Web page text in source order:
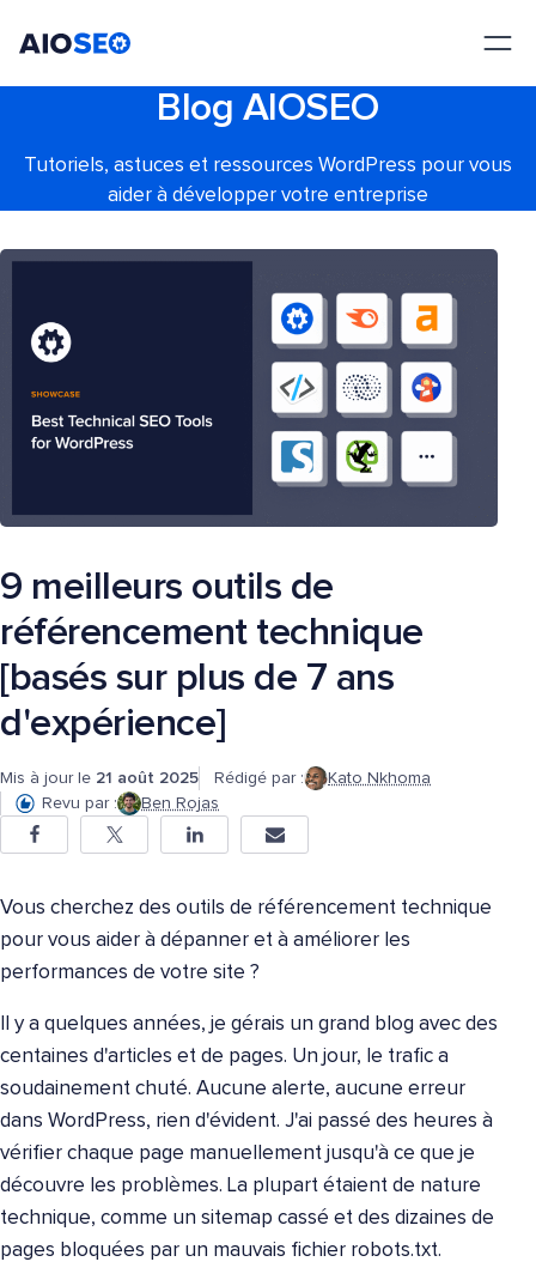
Blog AIOSEO
Tutoriels, astuces et ressources WordPress pour vous
aider à développer votre entreprise
9 meilleurs outils de
référencement technique
[basés sur plus de 7 ans
d'expérience]
Mis à jour le 21 août 2025 Rédigé par :
Kato Nkhoma
Revu par :
Ben Rojas
Vous cherchez des outils de référencement technique
pour vous aider à dépanner et à améliorer les
performances de votre site ?
Il y a quelques années, je gérais un grand blog avec des
centaines d'articles et de pages. Un jour, le trafic a
soudainement chuté. Aucune alerte, aucune erreur
dans WordPress, rien d'évident. J'ai passé des heures à
vérifier chaque page manuellement jusqu'à ce que je
découvre les problèmes. La plupart étaient de nature
technique, comme un sitemap cassé et des dizaines de
pages bloquées par un mauvais fichier robots.txt.